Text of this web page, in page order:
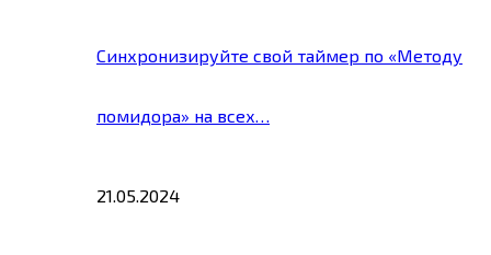
Синхронизируйте свой таймер по «Методу
помидора» на всех…
21.05.2024